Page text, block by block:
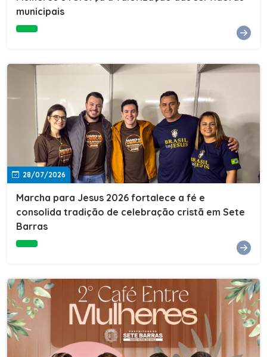
Cultura, Esporte e Lazer, Paulo Thomas, prestigiou os
compromisso da nossa gestão com a inclusão,
oferecendo a jovens e adultos a oportunidade de
concluir seus estudos e construir um futuro melhor.
Cada certificado entregue simboliza esforço,
determinação e a certeza de que investir em educação
é investir no desenvolvimento de Sete Barras."A
Prefeitura de Sete Barras também agradeceu ao SESI,
parceiro fundamental na retomada e ampliação da
Educação de Jovens e Adultos, aos professores, à
equipe da Secretaria Municipal de Educação e a todos
os profissionais que contribuíram para que esse
importante projeto voltasse a transformar a vida de
municipais
28/07/2026
Marcha para Jesus 2026 fortalece a fé e
consolida tradição de celebração cristã em Sete
Barras